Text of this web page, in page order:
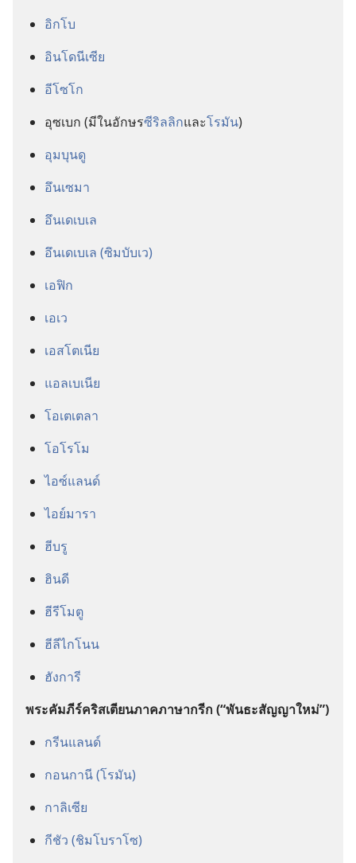
อิกโบ
อินโดนีเซีย
อีโซโก
อุซเบก (มี​ใน​อักษร​ซีริลลิก​และ​โรมัน)
อุมบุนดู
อึนเซมา
อึนเดเบเล
อึนเดเบเล (ซิมบับเว)
เอฟิก
เอเว
เอสโตเนีย
แอลเบเนีย
โอเตเตลา
โอโรโม
ไอซ์แลนด์
ไอย์มารา
ฮีบรู
ฮินดี
ฮีรีโมตู
ฮีลีไกโนน
ฮังการี
พระ​คัมภีร์​คริสเตียน​ภาค​ภาษา​กรีก (“พันธะ​สัญญา​ใหม่”)
กรีนแลนด์
กอนกานี (โรมัน)
กาลิเซีย
กีชัว (ชิมโบราโซ)